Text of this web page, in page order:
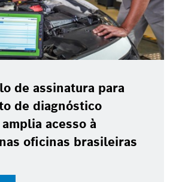
de assinatura para
de diagnóstico
acesso à
oficinas brasileiras